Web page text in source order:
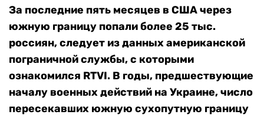
За последние пять месяцев в США через
южную границу попали более 25 тыс.
россиян, следует из данных американской
пограничной службы, с которыми
ознакомился RTVI. В годы, предшествующие
началу военных действий на Украине, число
пересекавших южную сухопутную границу